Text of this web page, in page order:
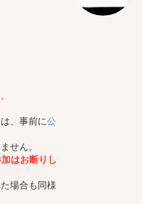
、事前に公
せん。
はお断りし
場合も同様